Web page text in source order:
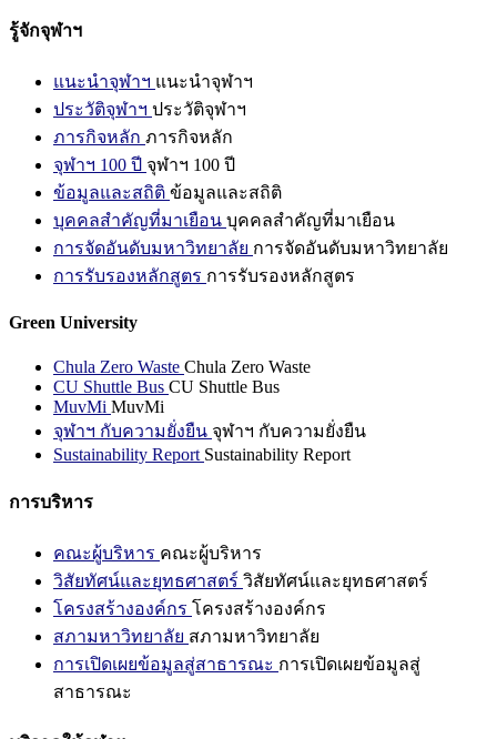
รู้จักจุฬาฯ
แนะนำจุฬาฯ แนะนำจุฬาฯ
ประวัติจุฬาฯ ประวัติจุฬาฯ
ภารกิจหลัก ภารกิจหลัก
จุฬาฯ 100 ปี จุฬาฯ 100 ปี
ข้อมูลและสถิติ ข้อมูลและสถิติ
บุคคลสำคัญที่มาเยือน บุคคลสำคัญที่มาเยือน
การจัดอันดับมหาวิทยาลัย การจัดอันดับมหาวิทยาลัย
การรับรองหลักสูตร การรับรองหลักสูตร
Green University
Chula Zero Waste Chula Zero Waste
CU Shuttle Bus CU Shuttle Bus
MuvMi MuvMi
จุฬาฯ กับความยั่งยืน จุฬาฯ กับความยั่งยืน
Sustainability Report Sustainability Report
การบริหาร
คณะผู้บริหาร คณะผู้บริหาร
วิสัยทัศน์และยุทธศาสตร์ วิสัยทัศน์และยุทธศาสตร์
โครงสร้างองค์กร โครงสร้างองค์กร
สภามหาวิทยาลัย สภามหาวิทยาลัย
การเปิดเผยข้อมูลสู่สาธารณะ การเปิดเผยข้อมูลสู่
สาธารณะ